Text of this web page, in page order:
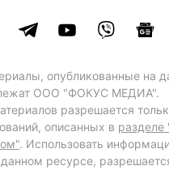
опубликованные на
ООО "ФОКУС МЕДИА".
разрешается
описанных в разделе
. Использовать
ресурсе,